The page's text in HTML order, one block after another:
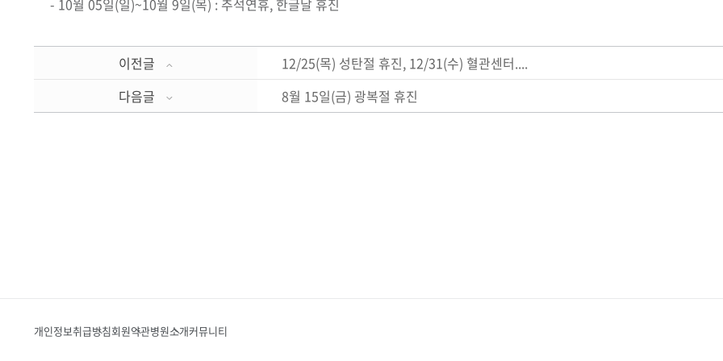
- 10월 05일(일)~10월 9일(목) : 추석연휴, 한글날 휴진
이전글
12/25(목) 성탄절 휴진, 12/31(수) 혈관센터....
다음글
8월 15일(금) 광복절 휴진
개인정보취급방침회원약관병원소개커뮤니티